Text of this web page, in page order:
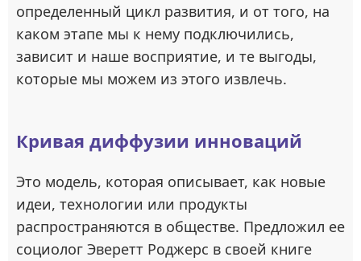
определенный цикл развития, и от того, на
каком этапе мы к нему подключились,
зависит и наше восприятие, и те выгоды,
которые мы можем из этого извлечь.
Кривая диффузии инноваций
Это модель, которая описывает, как новые
идеи, технологии или продукты
распространяются в обществе. Предложил ее
социолог Эверетт Роджерс в своей книге